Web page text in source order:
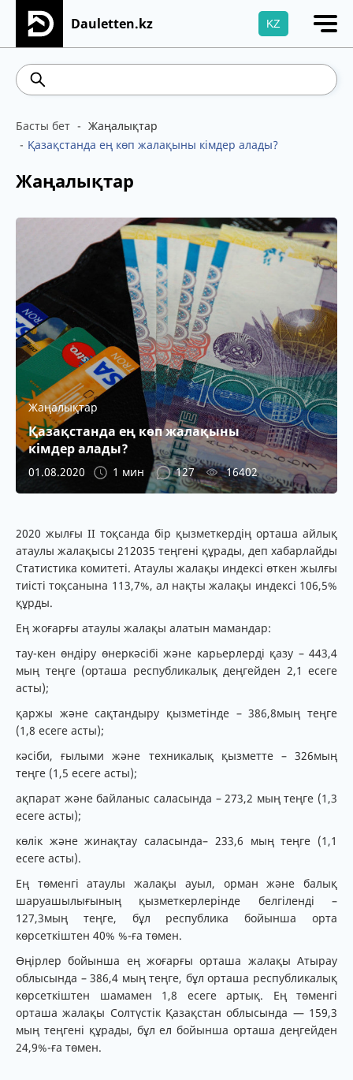
Dauletten.kz KZ
Сіздің өтінішіңіз сәтті жіберілді, Рақмет!
Басты бет
Жаңалықтар
Қазақстанда ең көп жалақыны кімдер алады?
Жаңалықтар
Жаңалықтар
Қазақстанда ең көп жалақыны
кімдер алады?
01.08.2020 1 мин 127 16402
2020 жылғы ІI тоқсанда бір қызметкердің орташа айлық
атаулы жалақысы 212035 теңгені құрады, деп хабарлайды
Статистика комитеті. Атаулы жалақы индексі өткен жылғы
тиісті тоқсанына 113,7%, ал нақты жалақы индексі 106,5%
құрды.
Ең жоғарғы атаулы жалақы алатын мамандар:
тау-кен өндіру өнеркәсібі және карьерлерді қазу – 443,4
мың теңге (орташа республикалық деңгейден 2,1 есеге
асты);
қаржы және сақтандыру қызметінде – 386,8мың теңге
(1,8 есеге асты);
кәсіби, ғылыми және техникалық қызметте – 326мың
теңге (1,5 есеге асты);
ақпарат және байланыс саласында – 273,2 мың теңге (1,3
есеге асты);
көлік және жинақтау саласында– 233,6 мың теңге (1,1
есеге асты).
Ең төменгі атаулы жалақы ауыл, орман және балық
шаруашылығының қызметкерлерінде белгіленді –
127,3мың теңге, бұл республика бойынша орта
көрсеткіштен 40% %-ға төмен.
Өңірлер бойынша ең жоғарғы орташа жалақы Атырау
облысында – 386,4 мың теңге, бұл орташа республикалық
көрсеткіштен шамамен 1,8 есеге артық. Ең төменгі
орташа жалақы Солтүстік Қазақстан облысында — 159,3
мың теңгені құрады, бұл ел бойынша орташа деңгейден
24,9%-ға төмен.